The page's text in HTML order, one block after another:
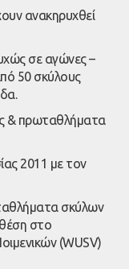
ανακηρυχθεί
σε αγώνες –
50 σκύλους
& πρωταθλήματα
2011 με τον
σκύλων
στο
(WUSV)